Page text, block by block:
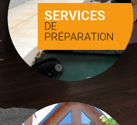
SERVICES
DE
PRÉPARATION